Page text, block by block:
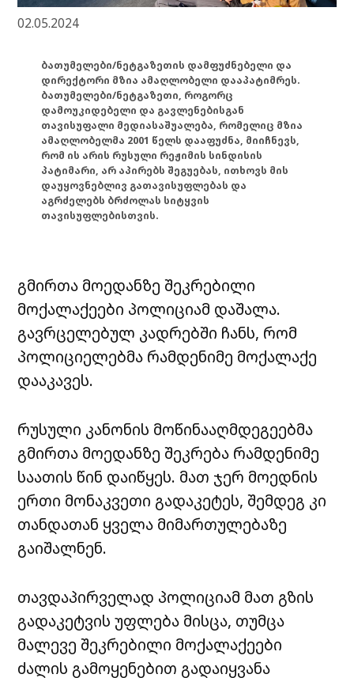
02.05.2024
ბათუმელები/ნეტგაზეთის დამფუძნებელი და
დირექტორი მზია ამაღლობელი დააპატიმრეს.
ბათუმელები/ნეტგაზეთი, როგორც
დამოუკიდებელი და გავლენებისგან
თავისუფალი მედიასაშუალება, რომელიც მზია
ამაღლობელმა 2001 წელს დააფუძნა, მიიჩნევს,
რომ ის არის რუსული რეჟიმის სინდისის
პატიმარი, არ აპირებს შეგუებას, ითხოვს მის
დაუყოვნებლივ გათავისუფლებას და
აგრძელებს ბრძოლას სიტყვის
თავისუფლებისთვის.
გმირთა მოედანზე შეკრებილი
მოქალაქეები პოლიციამ დაშალა.
გავრცელებულ კადრებში ჩანს, რომ
პოლიციელებმა რამდენიმე მოქალაქე
დააკავეს.
რუსული კანონის მოწინააღმდეგეებმა
გმირთა მოედანზე შეკრება რამდენიმე
საათის წინ დაიწყეს. მათ ჯერ მოედნის
ერთი მონაკვეთი გადაკეტეს, შემდეგ კი
თანდათან ყველა მიმართულებაზე
გაიშალნენ.
თავდაპირველად პოლიციამ მათ გზის
გადაკეტვის უფლება მისცა, თუმცა
მალევე შეკრებილი მოქალაქეები
ძალის გამოყენებით გადაიყვანა